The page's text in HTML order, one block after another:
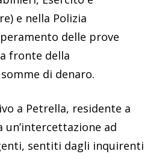
e nella Polizia
delle prove
fronte della
di denaro.
a Petrella, residente a
un’intercettazione ad
sentiti dagli inquirenti